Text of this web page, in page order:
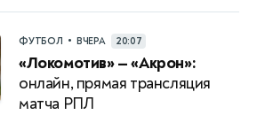
ФУТБОЛ • ВЧЕРА 20:07
«Локомотив» — «Акрон»:
онлайн, прямая трансляция
матча РПЛ